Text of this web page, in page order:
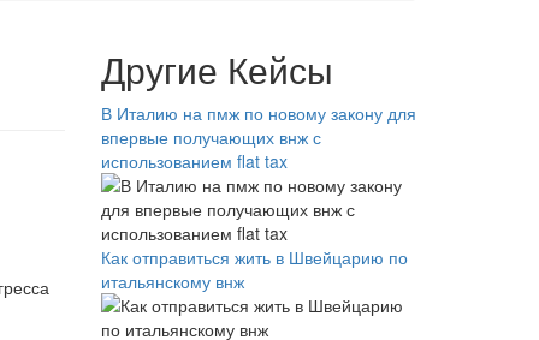
Другие Кейсы
В Италию на пмж по новому закону для
впервые получающих внж с
использованием flat tax
Как отправиться жить в Швейцарию по
итальянскому внж